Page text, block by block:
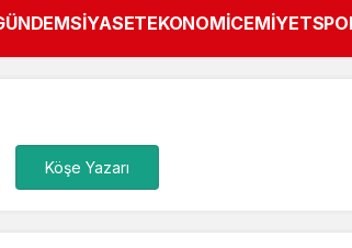
SİYASETEKONOMİCEMİYET
Köşe Yazarı